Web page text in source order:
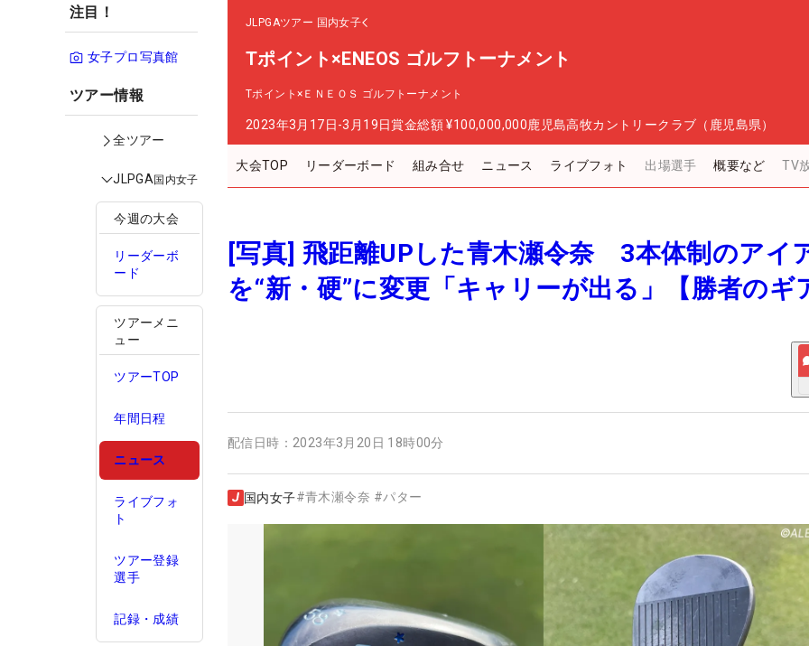
注目！
女子プロ写真館
ツアー情報
全ツアー
JLPGA国内女子
今週の大会
リーダーボ
ード
ツアーメニ
ュー
ツアーTOP
年間日程
ニュース
ライブフォ
ト
ツアー登録
選手
記録・成績
JLPGAツアー 国内女子
Tポイント×ENEOS ゴルフトーナメント
Tポイント×ＥＮＥＯＳ ゴルフトーナメント
2023年3月17日-3月19日賞金総額 ¥100,000,000鹿児島高牧カントリークラブ（鹿児島県）
大会TOP リーダーボード 組み合せ ニュース ライブフォト 出場選手 概要など TV
[写真] 飛距離UPした青木瀬令奈 3本体制のアイ
を“新・硬”に変更「キャリーが出る」【勝者のギ
配信日時： 2023年3月20日 18時00分
国内女子#青木瀬令奈 #パター